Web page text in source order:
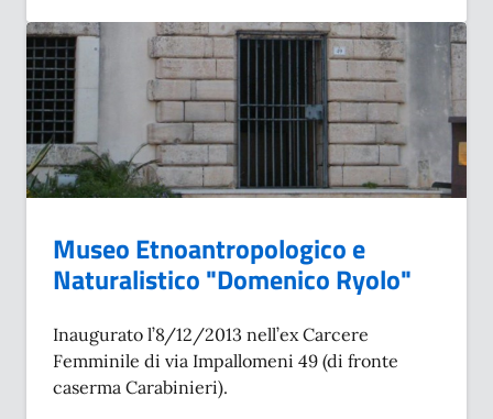
Museo Etnoantropologico e
Naturalistico "Domenico Ryolo"
Inaugurato l’8/12/2013 nell’ex Carcere
Femminile di via Impallomeni 49 (di fronte
caserma Carabinieri).